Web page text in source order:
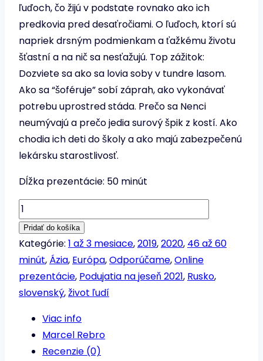
ľuďoch, čo žijú v podstate rovnako ako ich
predkovia pred desaťročiami. O ľuďoch, ktorí sú
napriek drsným podmienkam a ťažkému životu
šťastní a na nič sa nesťažujú. Top zážitok:
Dozviete sa ako sa lovia soby v tundre lasom.
Ako sa “šoféruje” sobí záprah, ako vykonávať
potrebu uprostred stáda. Prečo sa Nenci
neumývajú a prečo jedia surový špik z kostí. Ako
chodia ich deti do školy a ako majú zabezpečenú
lekársku starostlivosť.
Dĺžka prezentácie: 50 minút
množstvo
Marcel
Rebro
-
Nenci
–
ruského
severu
Pridať do košíka
Kategórie: 1 až 3 mesiace,2019,2020, 46 až 60
minút, Ázia, Európa,Odporúčame,Online
prezentácie, Podujatia na jeseň 2021, Rusko,
slovenský,život ľudí
Viac info
Marcel Rebro
Recenzie (0)